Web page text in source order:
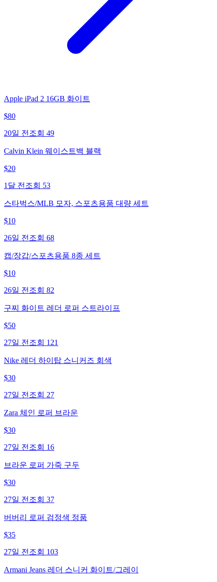
Apple iPad 2 16GB 화이트
$80
20일 전 조회 49
Calvin Klein 웨이스트백 블랙
$20
1달 전 조회 53
스타벅스/MLB 모자, 스포츠용품 대량 세트
$10
26일 전 조회 68
캡/장갑/스포츠용품 8종 세트
$10
26일 전 조회 82
구찌 화이트 레더 로퍼 스트라이프
$50
27일 전 조회 121
Nike 레더 하이탑 스니커즈 회색
$30
27일 전 조회 27
Zara 체인 로퍼 브라운
$30
27일 전 조회 16
브라운 로퍼 가죽 구두
$30
27일 전 조회 37
버버리 로퍼 검정색 정품
$35
27일 전 조회 103
Armani Jeans 레더 스니커 화이트/그레이